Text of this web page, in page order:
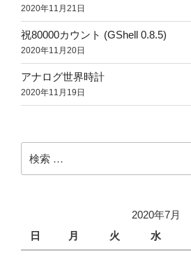
2020年11月21日
祝80000カウント (GShell 0.8.5)
2020年11月20日
アナログ世界時計
2020年11月19日
索:
2020年7月
日
月 火 水